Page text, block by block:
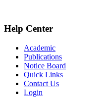
Help Center
Academic
Publications
Notice Board
Quick Links
Contact Us
Login